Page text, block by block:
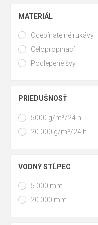
MATERIÁL
Odepínatelné rukávy
Celopropínací
Podlepené švy
PRIEDUŠNOSŤ
5000 g/m²/24 h
20 000 g/m²/24 h
VODNÝ STĹPEC
5 000 mm
20 000 mm